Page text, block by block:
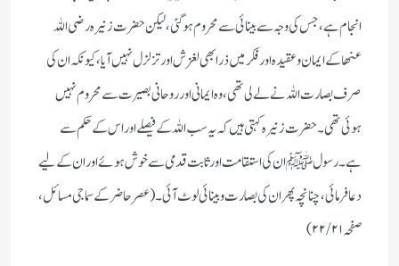
انجام ہے، جس کی وجہ سے بینائی سے محروم ہوگئی، لیکن حضرت زنیرہ رضی اللہ
عنھا کے ایمان و عقیدہ اور فکر میں ذرا بھی لغزش اور تزلزل نہیں آیا، کیونکہ ان کی
صرف بصارت اللہ نے لے لی تھی، وہ ایمانی اور روحانی بصیرت سے محروم نہیں
ہوئی تھی۔ حضرت زنیرہ کہتی ہیں کہ یہ سب اللہ کے فیصلے اور اس کے حکم سے
ہے۔ رسول ﷺ ان کی استقامت اور ثابت قدمی سے خوش ہوئے اور ان کے لیے
دعا فرمائی، چنانچہ پھر ان کی بصارت و بینائی لوٹ آئی۔ (عصر حاضر کے سماجی مسائل،
صفحہ ۲۲/۲۱)